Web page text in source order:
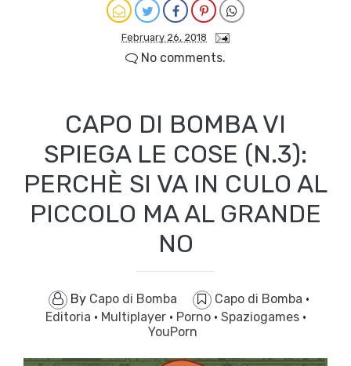
February 26, 2018
No comments.
CAPO DI BOMBA VI
SPIEGA LE COSE (N.3):
PERCHÈ SI VA IN CULO AL
PICCOLO MA AL GRANDE
NO
By Capo di Bomba Capo di Bomba ·
Editoria · Multiplayer · Porno · Spaziogames ·
YouPorn